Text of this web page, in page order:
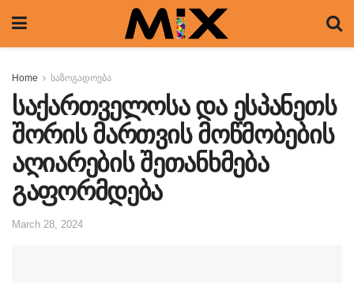
Home საზოგადოება
საქართველოსა და ესპანეთს
შორის მართვის მოწმობების
აღიარების შეთანხმება
გაფორმდება
March 28, 2024